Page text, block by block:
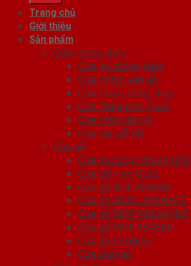
Trang chủ
Giới thiệu
Sản phẩm
Cửa chống cháy
Cửa gỗ chống cháy
Cửa nhôm vân gỗ
Cửa thép chống cháy
Cửa Thép Hàn Quốc
Cửa thép vân gỗ
Cửa vân gỗ 5D
Cửa gỗ
Cửa gỗ công nghiệp HDF
Cửa Gỗ Hàn Quốc
Cửa gỗ HDF VENEER
Cửa gỗ MDF LAMINATE
Cửa gỗ MDF MELAMINE
Cửa gỗ MDF VENEER
Cửa gỗ tự nhiên
Cửa vòm gỗ